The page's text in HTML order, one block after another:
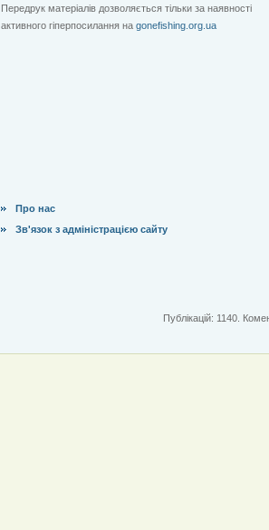
Передрук матеріалів дозволяється тільки за наявності
активного гіперпосилання на gonefishing.org.ua
Про нас
Зв'язок з адміністрацією сайту
Публікацій: 1140.